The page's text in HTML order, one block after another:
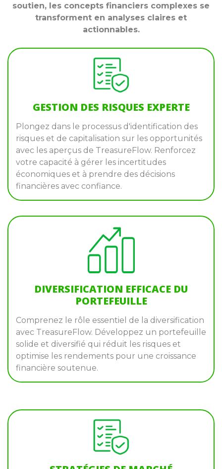
soutien, les concepts financiers complexes se
transforment en analyses claires et
actionnables.
GESTION DES RISQUES EXPERTE
Plongez dans le processus d'identification des
risques et de capitalisation sur les opportunités
avec les aperçus de TreasureFlow. Renforcez
votre capacité à gérer les incertitudes
économiques et à prendre des décisions
financières avec confiance.
DIVERSIFICATION EFFICACE DU
PORTEFEUILLE
Comprenez le rôle essentiel de la diversification
avec TreasureFlow. Développez un portefeuille
solide et diversifié qui réduit les risques et
optimise les rendements pour une croissance
financière soutenue.